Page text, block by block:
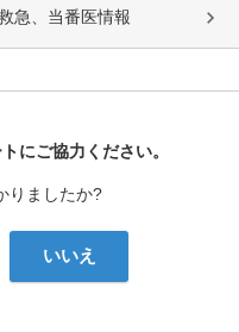
急、当番医情報
にご協力ください。
りましたか?
いいえ